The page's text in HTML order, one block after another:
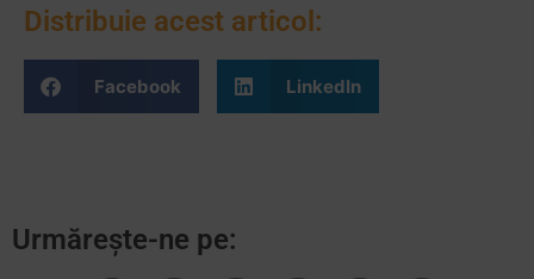
Distribuie acest articol:
Facebook LinkedIn
Urmărește-ne pe: